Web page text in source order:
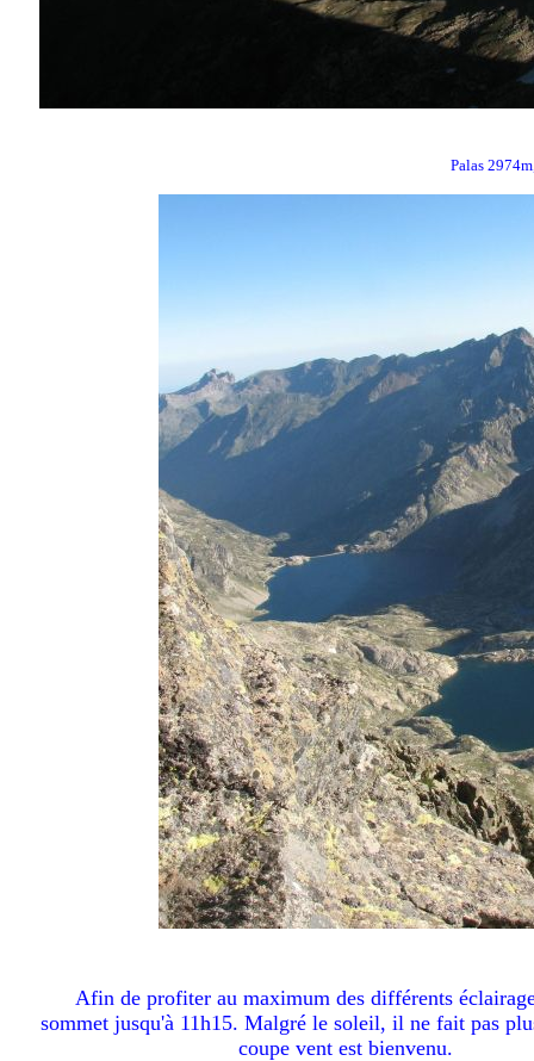
Palas
Afin de profiter au maximum des différents
sommet jusqu'à 11h15. Malgré le soleil, il ne fait pas
coupe vent est bienvenu.